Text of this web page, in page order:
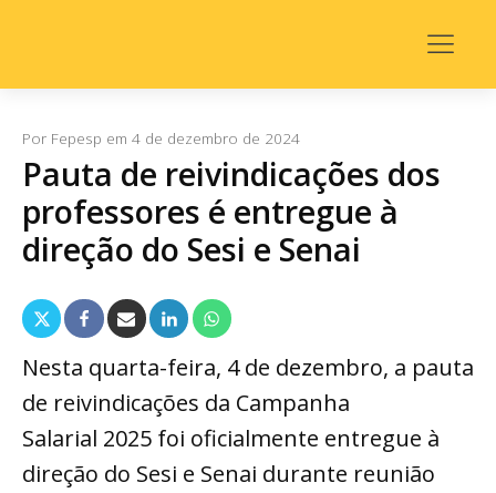
Por Fepesp em 4 de dezembro de 2024
Pauta de reivindicações dos
professores é entregue à
direção do Sesi e Senai
Nesta quarta-feira, 4 de dezembro, a pauta
de reivindicações da Campanha
Salarial 2025 foi oficialmente entregue à
direção do Sesi e Senai durante reunião